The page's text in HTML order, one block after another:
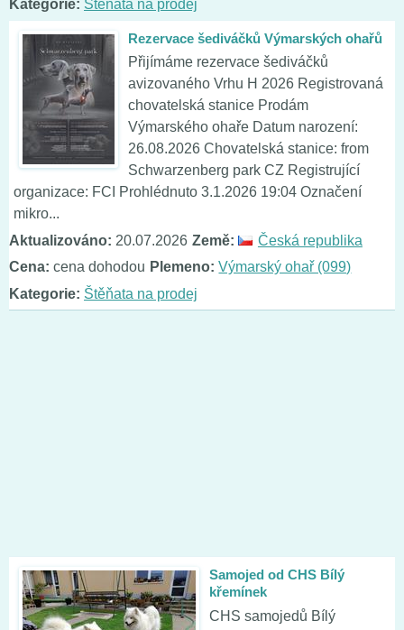
Kategorie: Štěňata na prodej
Rezervace šediváčků Výmarských ohařů
Přijímáme rezervace šediváčků
avizovaného Vrhu H 2026 Registrovaná
chovatelská stanice Prodám
Výmarského ohaře Datum narození:
26.08.2026 Chovatelská stanice: from
Schwarzenberg park CZ Registrující
organizace: FCI Prohlédnuto 3.1.2026 19:04 Označení
mikro...
Aktualizováno: 20.07.2026 Země:
Česká republika
Cena: cena dohodou Plemeno: Výmarský ohař (099)
Kategorie: Štěňata na prodej
Samojed od CHS Bílý
křemínek
CHS samojedů Bílý